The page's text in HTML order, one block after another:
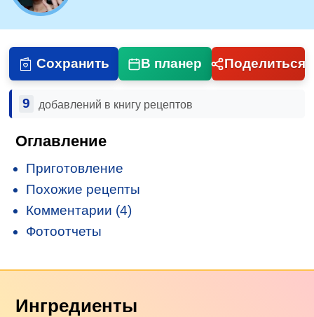
Сохранить В планер Поделиться
9 добавлений в книгу рецептов
Оглавление
Приготовление
Похожие рецепты
Комментарии (4)
Фотоотчеты
Ингредиенты